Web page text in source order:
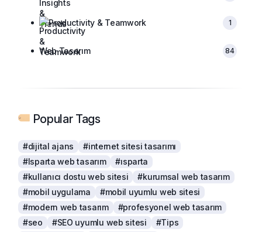
Productivity & Teamwork 1
Web Tasarım 84
Popular Tags
#dijital ajans
#internet sitesi tasarımı
#Isparta web tasarım
#ısparta
#kullanıcı dostu web sitesi
#kurumsal web tasarım
#mobil uygulama
#mobil uyumlu web sitesi
#modern web tasarım
#profesyonel web tasarım
#seo
#SEO uyumlu web sitesi
#Tips